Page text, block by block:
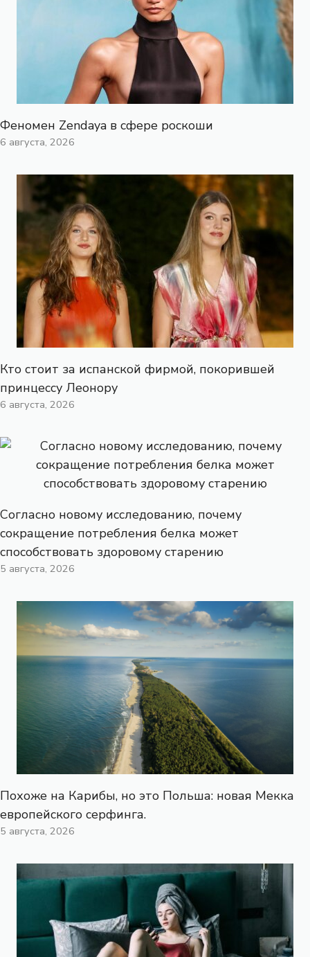
Феномен Zendaya в сфере роскоши
6 августа, 2026
Кто стоит за испанской фирмой, покорившей
принцессу Леонору
6 августа, 2026
Согласно новому исследованию, почему
сокращение потребления белка может
способствовать здоровому старению
5 августа, 2026
Похоже на Карибы, но это Польша: новая Мекка
европейского серфинга.
5 августа, 2026